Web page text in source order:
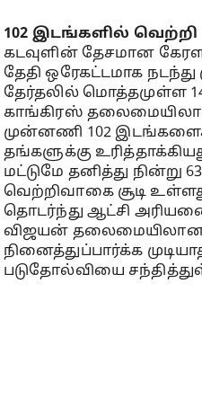
102 இடங்களில் வெற்றி
கடவுளின் தேசமான
தேதி ஒரேகட்டமாக
தேர்தலில் மொத்தமுள்ள
காங்கிரஸ்
முன்னணி 102
தங்களுக்கு
மட்டுமே தனித்து நின்று
வெற்றிவாகை சூடி
தொடர்ந்து ஆட்சி
விஜயன் தலைமையிலான
நினைத்துப்பார்க்க
படுதோல்வியை